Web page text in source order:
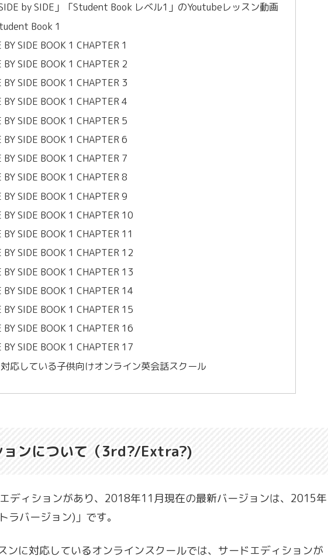
by SIDE」「Student Book レベル1」のYoutubeレッスン動画
Book 1
BY SIDE BOOK 1 CHAPTER 1
BY SIDE BOOK 1 CHAPTER 2
BY SIDE BOOK 1 CHAPTER 3
BY SIDE BOOK 1 CHAPTER 4
BY SIDE BOOK 1 CHAPTER 5
BY SIDE BOOK 1 CHAPTER 6
BY SIDE BOOK 1 CHAPTER 7
BY SIDE BOOK 1 CHAPTER 8
BY SIDE BOOK 1 CHAPTER 9
BY SIDE BOOK 1 CHAPTER 10
BY SIDE BOOK 1 CHAPTER 11
BY SIDE BOOK 1 CHAPTER 12
BY SIDE BOOK 1 CHAPTER 13
BY SIDE BOOK 1 CHAPTER 14
BY SIDE BOOK 1 CHAPTER 15
BY SIDE BOOK 1 CHAPTER 16
BY SIDE BOOK 1 CHAPTER 17
応している子供向けオンライン英会話スクール
ョンについて（3rd?/Extra?)
ディションがあり、2018年11月現在の最新バージョンは、2015年
バージョン)」です。
ンに対応しているオンラインスクールでは、サードエディションが